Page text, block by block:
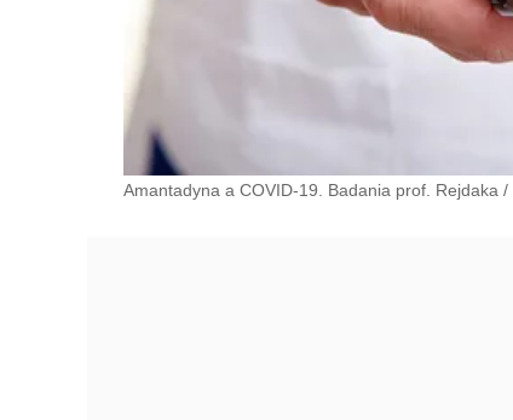
Amantadyna a COVID-19. Badania prof. Rejdaka /